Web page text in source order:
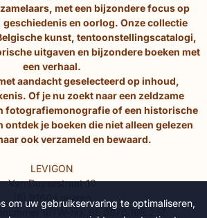
met een bijzondere focus op
en oorlog. Onze collectie
kunst, tentoonstellingscatalogi,
uitgaven en bijzondere boeken met
een verhaal.
aandacht geselecteerd op inhoud,
Of je nu zoekt naar een zeldzame
fotografiemonografie of een historische
ontdek je boeken die niet alleen gelezen
ook verzameld en bewaard.
LEVIGON
Van Duysestraat 10
(B) 9160 Lokeren
(BTW-nr): BE 0876.166.257
om uw gebruikservaring te optimaliseren,